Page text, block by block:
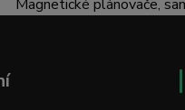
Magnetické plánovače,